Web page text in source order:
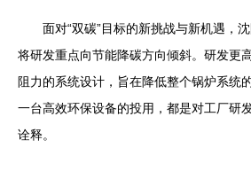
面对“双碳”目标的新挑战与新机遇，
将研发重点向节能降碳方向倾斜。研发更
阻力的系统设计，旨在降低整个锅炉系统
一台高效环保设备的投用，都是对工厂研
诠释。